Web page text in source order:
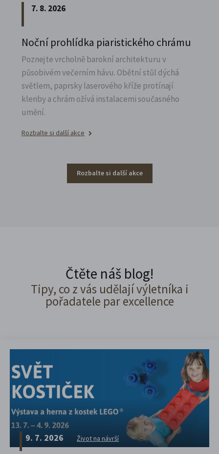
7. 8. 2026
Noční prohlídka piaristického chrámu
Poznejte vrcholně barokní architekturu v
působivém večerním hávu. Obětní stůl dýchá
světlem, paprsky laserového kříže protínají
klenby a chrám ožívá instalacemi současného
umění.
Rozbalte si další akce
Rozbalte si další akce
Čtěte náš blog!
Tipy, co z vás udělají výletníka i
pořadatele par excellence
9. 7. 2026 Život na návrší